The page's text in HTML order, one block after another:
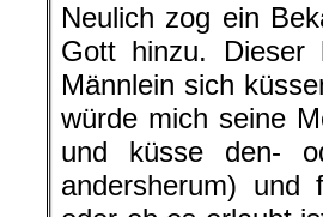
Neulich zog ein
Gott hinzu. Dieser
Männlein sich
würde mich seine
und küsse den-
andersherum)